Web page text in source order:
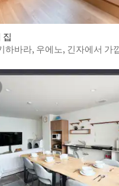
집
하바라, 우에노, 긴자에서 가